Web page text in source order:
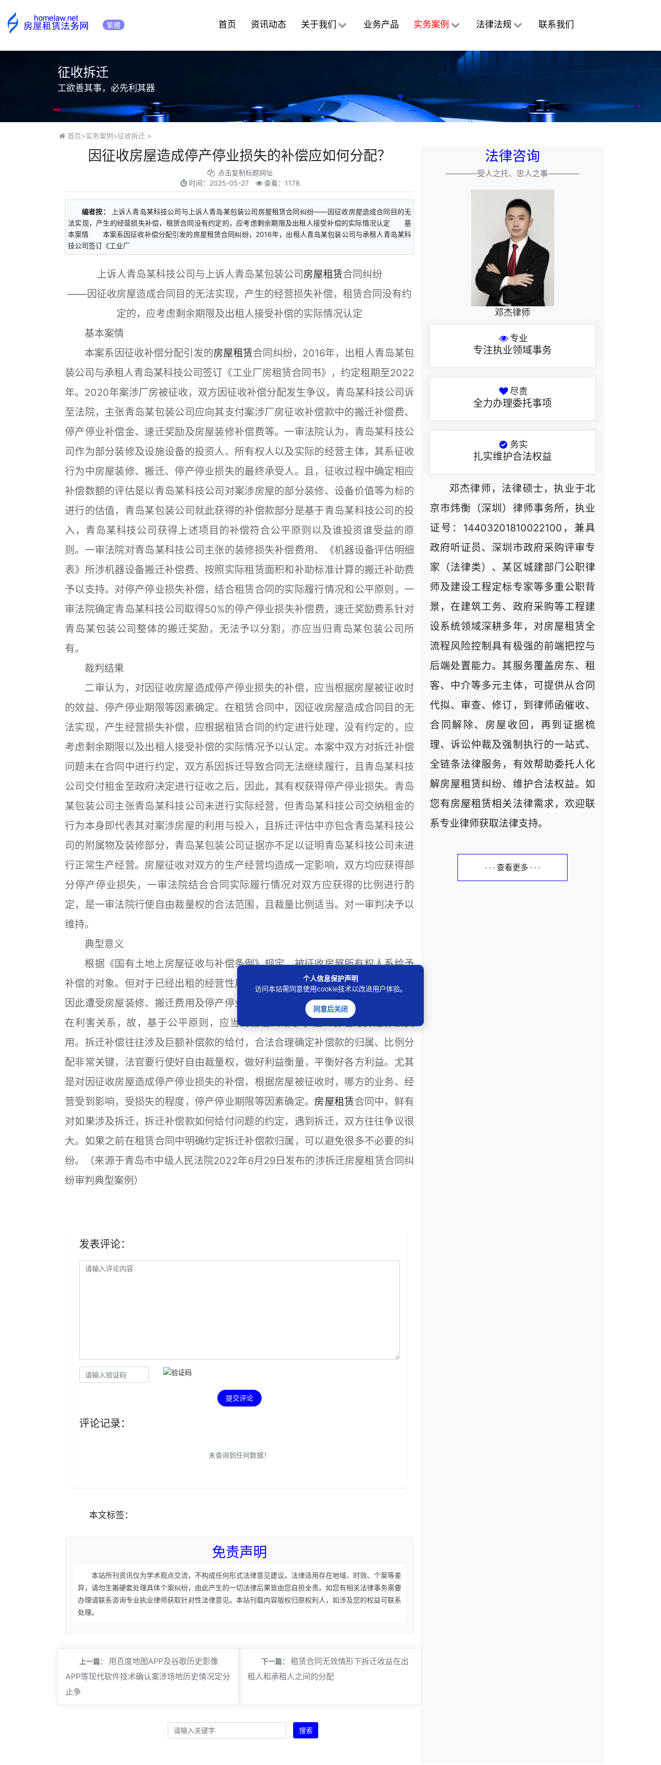
繁體 首页 资讯动态 关于我们 业务产品 实务案例 法律法规 联系我们
征收拆迁
工欲善其事，必先利其器
首页>实务案例 >征收拆迁>
因征收房屋造成停产停业损失的补偿应如何分配？
点击复制标题网址
时间： 2025-05-27 查看：1178
编者按：
上诉人青岛某科技公司与上诉人青岛某包装公司房屋租赁合同纠纷——因征收房屋造成合同目的无
法实现，产生的经营损失补偿，租赁合同没有约定的，应考虑剩余期限及出租人接受补偿的实际情况认定 基
本案情 本案系因征收补偿分配引发的房屋租赁合同纠纷，2016年，出租人青岛某包装公司与承租人青岛某科
技公司签订《工业厂
上诉人青岛某科技公司与上诉人青岛某包装公司房屋租赁合同纠纷
——因征收房屋造成合同目的无法实现，产生的经营损失补偿，租赁合同没有约
定的，应考虑剩余期限及出租人接受补偿的实际情况认定
基本案情
本案系因征收补偿分配引发的房屋租赁合同纠纷，2016年，出租人青岛某包
装公司与承租人青岛某科技公司签订《工业厂房租赁合同书》，约定租期至2022
年。2020年案涉厂房被征收，双方因征收补偿分配发生争议，青岛某科技公司诉
至法院，主张青岛某包装公司应向其支付案涉厂房征收补偿款中的搬迁补偿费、
停产停业补偿金、速迁奖励及房屋装修补偿费等。一审法院认为，青岛某科技公
司作为部分装修及设施设备的投资人、所有权人以及实际的经营主体，其系征收
行为中房屋装修、搬迁、停产停业损失的最终承受人。且，征收过程中确定相应
补偿数额的评估是以青岛某科技公司对案涉房屋的部分装修、设备价值等为标的
进行的估值，青岛某包装公司就此获得的补偿款部分是基于青岛某科技公司的投
入，青岛某科技公司获得上述项目的补偿符合公平原则以及谁投资谁受益的原
则。一审法院对青岛某科技公司主张的装修损失补偿费用、《机器设备评估明细
表》所涉机器设备搬迁补偿费、按照实际租赁面积和补助标准计算的搬迁补助费
予以支持。对停产停业损失补偿，结合租赁合同的实际履行情况和公平原则，一
审法院确定青岛某科技公司取得50%的停产停业损失补偿费，速迁奖励费系针对
青岛某包装公司整体的搬迁奖励，无法予以分割，亦应当归青岛某包装公司所
有。
裁判结果
二审认为，对因征收房屋造成停产停业损失的补偿，应当根据房屋被征收时
的效益、停产停业期限等因素确定。在租赁合同中，因征收房屋造成合同目的无
法实现，产生经营损失补偿，应根据租赁合同的约定进行处理，没有约定的，应
考虑剩余期限以及出租人接受补偿的实际情况予以认定。本案中双方对拆迁补偿
问题未在合同中进行约定，双方系因拆迁导致合同无法继续履行，且青岛某科技
公司交付租金至政府决定进行征收之后，因此，其有权获得停产停业损失。青岛
某包装公司主张青岛某科技公司未进行实际经营，但青岛某科技公司交纳租金的
行为本身即代表其对案涉房屋的利用与投入，且拆迁评估中亦包含青岛某科技公
司的附属物及装修部分，青岛某包装公司证据亦不足以证明青岛某科技公司未进
行正常生产经营。房屋征收对双方的生产经营均造成一定影响，双方均应获得部
分停产停业损失，一审法院结合合同实际履行情况对双方应获得的比例进行酌
定，是一审法院行使自由裁量权的合法范围，且裁量比例适当。对一审判决予以
维持。
典型意义
根据《国有土地上房屋征收与补偿条例》规定，被征收房屋所有权人系给予
补偿的对象。但对于已经出租的经营性用房，在房屋被征收时，承租人亦势必会
因此遭受房屋装修、搬迁费用及停产停业等损失，该损失与房屋征收行为之间存
在利害关系，故，基于公平原则，应当由出租人给予承租人合理的拆迁补偿费
用。拆迁补偿往往涉及巨额补偿款的给付，合法合理确定补偿款的归属、比例分
配非常关键，法官要行使好自由裁量权，做好利益衡量，平衡好各方利益。尤其
是对因征收房屋造成停产停业损失的补偿，根据房屋被征收时，哪方的业务、经
营受到影响，受损失的程度，停产停业期限等因素确定。 房屋租赁合同中，鲜有
对如果涉及拆迁，拆迁补偿款如何给付问题的约定，遇到拆迁，双方往往争议很
大。如果之前在租赁合同中明确约定拆迁补偿款归属，可以避免很多不必要的纠
纷。（来源于青岛市中级人民法院2022年6月29日发布的涉拆迁房屋租赁合同纠
纷审判典型案例）
发表评论：
提交评论
评论记录：
未查询到任何数据！
本文标签：
免责声明
本站所刊资讯仅为学术观点交流，不构成任何形式法律意见建议。法律适用存在地域、时效、个案等差
异，请勿生搬硬套处理具体个案纠纷，由此产生的一切法律后果皆由您自担全责。如您有相关法律事务需要
办理请联系咨询专业执业律师获取针对性法律意见。本站刊载内容版权归原权利人，如涉及您的权益可联系
处理。
上一篇：
用百度地图APP及谷歌历史影像
APP等现代软件技术确认案涉场地历史情况定分
止争
下一篇：
租赁合同无效情形下拆迁收益在出
租人和承租人之间的分配
搜索
法律咨询
————受人之托、忠人之事————
邓杰律师
专业
专注执业领域事务
尽责
全力办理委托事项
务实
扎实维护合法权益
邓杰律师，法律硕士，执业于北
京市炜衡（深圳）律师事务所，执业
证号：14403201810022100，兼具
政府听证员、深圳市政府采购评审专
家（法律类）、某区城建部门公职律
师及建设工程定标专家等多重公职背
景，在建筑工务、政府采购等工程建
设系统领域深耕多年，对房屋租赁全
流程风险控制具有极强的前端把控与
后端处置能力。其服务覆盖房东、租
客、中介等多元主体，可提供从合同
代拟、审查、修订，到律师函催收、
合同解除、房屋收回，再到证据梳
理、诉讼仲裁及强制执行的一站式、
全链条法律服务，有效帮助委托人化
解房屋租赁纠纷、维护合法权益。如
您有房屋租赁相关法律需求，欢迎联
系专业律师获取法律支持。
· · · 查看更多 · · ·
个人信息保护声明
访问本站需同意使用cookie技术以改进用户体验。
同意后关闭